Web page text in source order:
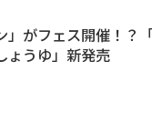
」がフェス開催！？
うゆ」新発売